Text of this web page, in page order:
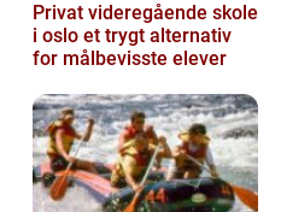
Privat videregående skole
i oslo et trygt alternativ
for målbevisste elever